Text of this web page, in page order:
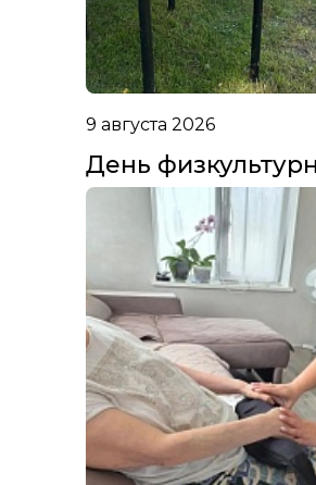
9 августа 2026
День